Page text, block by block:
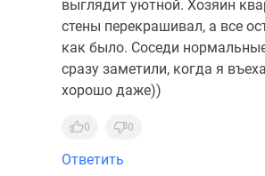
выглядит уютной. Хозяин
стены перекрашивал, а все
как было. Соседи
сразу заметили, когда я
хорошо даже))
0 0
Ответить